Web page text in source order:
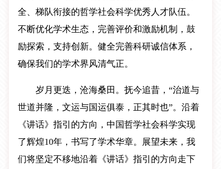
全、梯队衔接的哲学社会科学优秀人才队伍。
不断优化学术生态，完善评价和激励机制，鼓
励探索，支持创新。健全完善科研诚信体系，
确保我们的学术界风清气正。
岁月更迭，沧海桑田。抚今追昔，“治道与
世道并隆，文运与国运俱泰，正其时也”。沿着
《讲话》指引的方向，中国哲学社会科学实现
了辉煌10年，书写了学术华章。展望未来，我
们将坚定不移地沿着《讲话》指引的方向走下